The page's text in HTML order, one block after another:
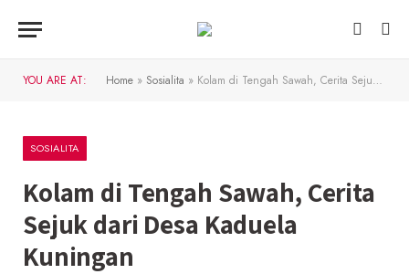
YOU ARE AT: Home » Sosialita » Kolam di Tengah Sawah, Cerita Sejuk dari Desa Kaduela Kuningan
SOSIALITA
Kolam di Tengah Sawah, Cerita
Sejuk dari Desa Kaduela
Kuningan